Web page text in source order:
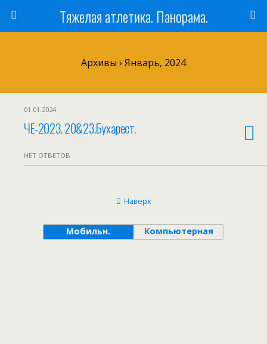
Тяжелая атлетика. Панорама.
Архивы › Январь, 2024
01.01.2024
ЧЕ-2023. 20&23.Бухарест.
НЕТ ОТВЕТОВ
Наверх
Мобильн. Компьютерная